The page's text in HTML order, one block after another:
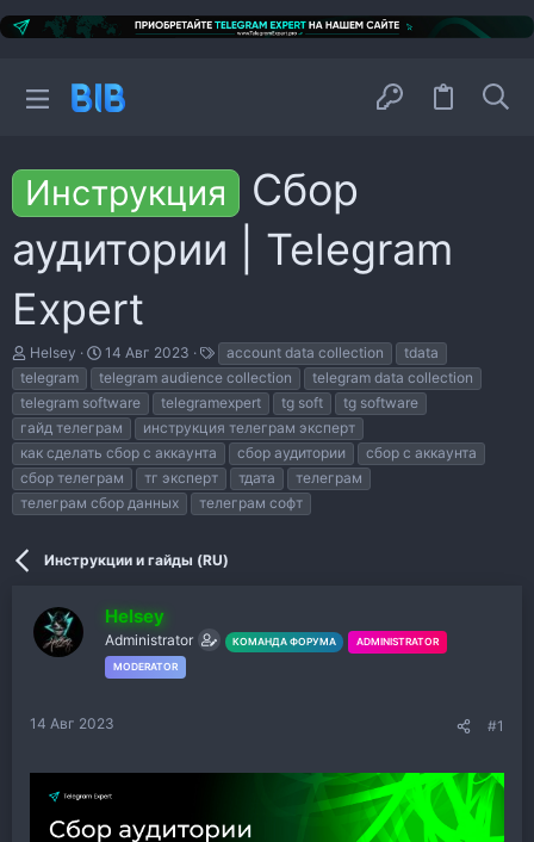
Инструкция
Сбор
аудитории | Telegram
Expert
А
в
т
о
р
т
е
м
ы
Helsey
Д
а
т
а
н
а
ч
а
л
14 Авг 2023
е
г
и
account data collection
tdata
telegram
telegram audience collection
telegram data collection
telegram software
telegramexpert tg soft
tg software
гайд телеграм
инструкция телеграм эксперт
как сделать сбор с аккаунта
сбор аудитории
сбор с аккаунта
сбор телеграм
тг эксперт тдата
телеграм
телеграм сбор данных
телеграм софт
Инструкции и гайды (RU)
Helsey
Administrator КОМАНДА ФОРУМА ADMINISTRATOR
MODERATOR
14 Авг 2023 #1